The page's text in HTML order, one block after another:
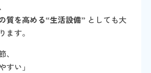
質を高める“生活設備” としても大
ます。
すい」